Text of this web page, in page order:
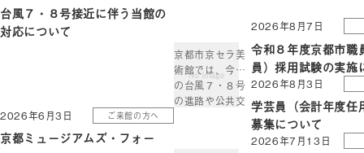
台風７・８号接近に伴う当館の
対応について
京都市京セラ美
術館では、今後
の台風７・８号
の進路や公共交
2026年6月3日 ご来館の方へ
京都ミュージアムズ・フォー
2026年8月7日
令和８年度京都市職
員）採用試験の実施
2026年8月3日
学芸員（会計年度任
募集について
2026年7月13日